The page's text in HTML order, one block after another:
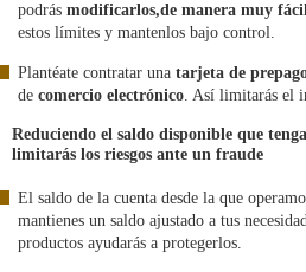
podrás modificarlos,de manera muy
estos límites y mantenlos bajo control.
Plantéate contratar una tarjeta de
de comercio electrónico. Así limitarás el
Reduciendo el saldo disponible que
limitarás los riesgos ante un fraude
El saldo de la cuenta desde la que
mantienes un saldo ajustado a tus
productos ayudarás a protegerlos.